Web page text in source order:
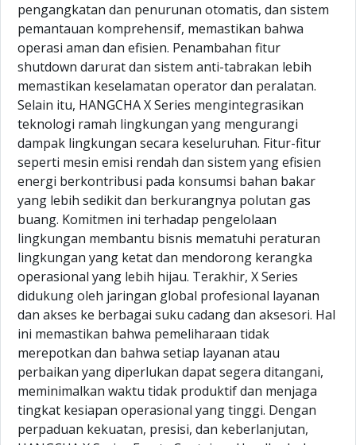
pengangkatan dan penurunan otomatis, dan sistem
pemantauan komprehensif, memastikan bahwa
operasi aman dan efisien. Penambahan fitur
shutdown darurat dan sistem anti-tabrakan lebih
memastikan keselamatan operator dan peralatan.
Selain itu, HANGCHA X Series mengintegrasikan
teknologi ramah lingkungan yang mengurangi
dampak lingkungan secara keseluruhan. Fitur-fitur
seperti mesin emisi rendah dan sistem yang efisien
energi berkontribusi pada konsumsi bahan bakar
yang lebih sedikit dan berkurangnya polutan gas
buang. Komitmen ini terhadap pengelolaan
lingkungan membantu bisnis mematuhi peraturan
lingkungan yang ketat dan mendorong kerangka
operasional yang lebih hijau. Terakhir, X Series
didukung oleh jaringan global profesional layanan
dan akses ke berbagai suku cadang dan aksesori. Hal
ini memastikan bahwa pemeliharaan tidak
merepotkan dan bahwa setiap layanan atau
perbaikan yang diperlukan dapat segera ditangani,
meminimalkan waktu tidak produktif dan menjaga
tingkat kesiapan operasional yang tinggi. Dengan
perpaduan kekuatan, presisi, dan keberlanjutan,